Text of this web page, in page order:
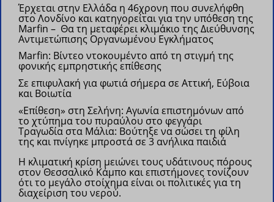
Έρχεται στην Ελλάδα η 46χρονη που συνελήφθη
στο Λονδίνο και κατηγορείται για την υπόθεση της
Marfin – Θα τη μεταφέρει κλιμάκιο της Διεύθυνσης
Αντιμετώπισης Οργανωμένου Εγκλήματος
Marfin: Βίντεο ντοκουμέντο από τη στιγμή της
φονικής εμπρηστικής επίθεσης
Σε επιφυλακή για φωτιά σήμερα σε Αττική, Εύβοια
και Βοιωτία
«Επίθεση» στη Σελήνη: Αγωνία επιστημόνων από
το χτύπημα του πυραύλου στο φεγγάρι
Τραγωδία στα Μάλια: Βούτηξε να σώσει τη φίλη
της και πνίγηκε μπροστά σε 3 ανήλικα παιδιά
Η κλιματική κρίση μειώνει τους υδάτινους πόρους
στον Θεσσαλικό Κάμπο και επιστήμονες τονίζουν
ότι το μεγάλο στοίχημα είναι οι πολιτικές για τη
διαχείριση του νερού.